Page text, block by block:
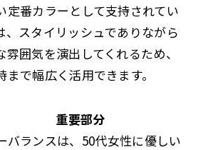
定番カラーとして支持されてい
、スタイリッシュでありながら
囲気を演出してくれるため、
で幅広く活用できます。
重要部分
バランスは、50代女性に優しい